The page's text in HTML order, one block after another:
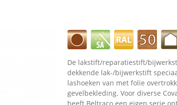
De lakstift/reparatiestift/
dekkende lak-/bijwerkstift
lashoeken van met folie
gevelbekleding. Voor diverse